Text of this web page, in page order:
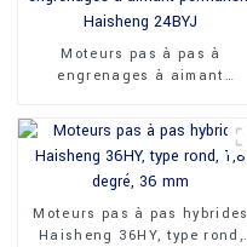
Moteurs pas à pas à
engrenages à aimant
Moteurs pas à pas hybrides
Haisheng 36HY, type rond,